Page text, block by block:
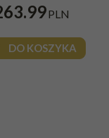
PLN
DO KOSZYKA